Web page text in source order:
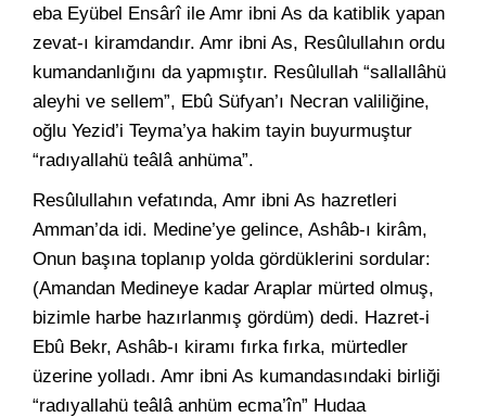
eba Eyübel Ensârî ile Amr ibni As da katiblik yapan
zevat-ı kiramdandır. Amr ibni As, Resûlullahın ordu
kumandanlığını da yapmıştır. Resûlullah “sallallâhü
aleyhi ve sellem”, Ebû Süfyan’ı Necran valiliğine,
oğlu Yezid’i Teyma’ya hakim tayin buyurmuştur
“radıyallahü teâlâ anhüma”.
Resûlullahın vefatında, Amr ibni As hazretleri
Amman’da idi. Medine’ye gelince, Ashâb-ı kirâm,
Onun başına toplanıp yolda gördüklerini sordular:
(Amandan Medineye kadar Araplar mürted olmuş,
bizimle harbe hazırlanmış gördüm) dedi. Hazret-i
Ebû Bekr, Ashâb-ı kiramı fırka fırka, mürtedler
üzerine yolladı. Amr ibni As kumandasındaki birliği
“radıyallahü teâlâ anhüm ecma’în” Hudaa